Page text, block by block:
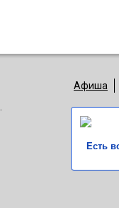
Афиша
Есть